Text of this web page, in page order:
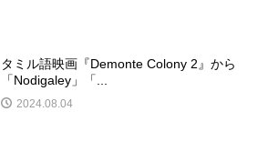
タミル語映画『Demonte Colony 2』から
「Nodigaley」「...
2024.08.04